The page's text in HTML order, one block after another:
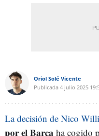
Oriol Solé Vicente
Publicada 4 julio 2025
La decisión de Nico
por el Barça ha cogido